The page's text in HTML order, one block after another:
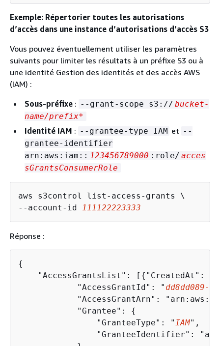
Exemple: Répertorier toutes les autorisations
d’accès dans une instance d’autorisations d’accès S3
Vous pouvez éventuellement utiliser les paramètres
suivants pour limiter les résultats à un préfixe S3 ou à
une identité Gestion des identités et des accès AWS
(IAM) :
Sous-préfixe : --grant-scope s3:// bucket-
name/prefix*
Identité IAM : --grantee-type IAM et --
grantee-identifier
arn:aws:iam:: 123456789000 :role/ acces
sGrantsConsumerRole
aws s3control list-access-grants \
--account-id 111122223333
Réponse :
{
    "AccessGrantsList": [
{ "CreatedAt": "
            "AccessGrantId": "
dd8dd089-
"AccessGrantArn":
            "Grantee":
{
                "GranteeType": "
IAM",
"GranteeIdentifier":